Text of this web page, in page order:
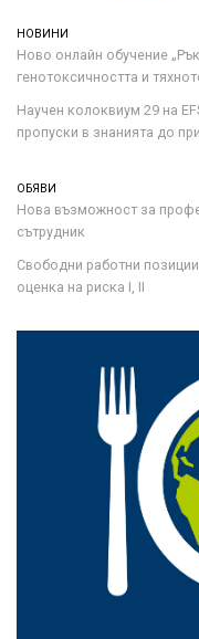
НОВИНИ
Ново онлайн обучение
генотоксичността и
Научен колоквиум 29 на
пропуски в знанията до
ОБЯВИ
Нова възможност за
сътрудник
Свободни работни
оценка на риска I, II